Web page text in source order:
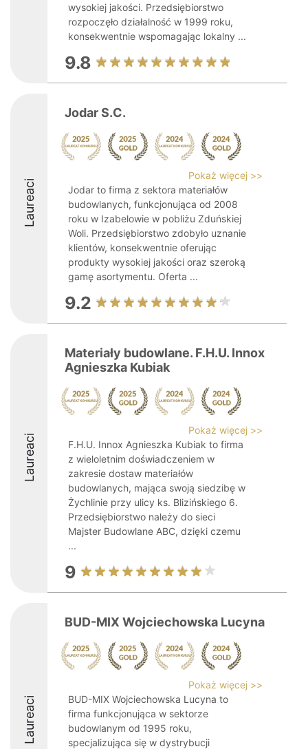
wysokiej jakości. Przedsiębiorstwo
rozpoczęło działalność w 1999 roku,
konsekwentnie wspomagając lokalny ...
9.8
Laureaci
Jodar S.C.
Pokaż więcej >>
Jodar to firma z sektora materiałów
budowlanych, funkcjonująca od 2008
roku w Izabelowie w pobliżu Zduńskiej
Woli. Przedsiębiorstwo zdobyło uznanie
klientów, konsekwentnie oferując
produkty wysokiej jakości oraz szeroką
gamę asortymentu. Oferta ...
9.2
Laureaci
Materiały budowlane. F.H.U. Innox
Agnieszka Kubiak
Pokaż więcej >>
F.H.U. Innox Agnieszka Kubiak to firma
z wieloletnim doświadczeniem w
zakresie dostaw materiałów
budowlanych, mająca swoją siedzibę w
Żychlinie przy ulicy ks. Blizińskiego 6.
Przedsiębiorstwo należy do sieci
Majster Budowlane ABC, dzięki czemu
...
9
Laureaci
BUD-MIX Wojciechowska Lucyna
Pokaż więcej >>
BUD-MIX Wojciechowska Lucyna to
firma funkcjonująca w sektorze
budowlanym od 1995 roku,
specjalizująca się w dystrybucji